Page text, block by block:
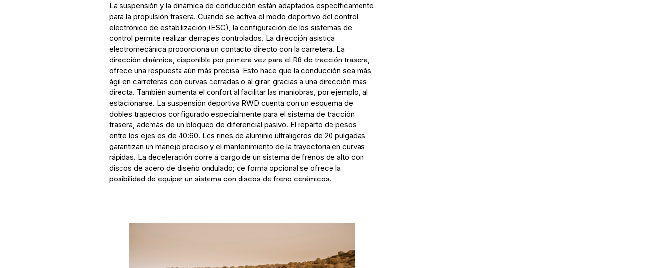
La suspensión y la dinámica de conducción están adaptados específicamente
para la propulsión trasera. Cuando se activa el modo deportivo del control
electrónico de estabilización (ESC), la configuración de los sistemas de
control permite realizar derrapes controlados. La dirección asistida
electromecánica proporciona un contacto directo con la carretera. La
dirección dinámica, disponible por primera vez para el R8 de tracción trasera,
ofrece una respuesta aún más precisa. Esto hace que la conducción sea más
ágil en carreteras con curvas cerradas o al girar, gracias a una dirección más
directa. También aumenta el confort al facilitar las maniobras, por ejemplo, al
estacionarse. La suspensión deportiva RWD cuenta con un esquema de
dobles trapecios configurado especialmente para el sistema de tracción
trasera, además de un bloqueo de diferencial pasivo. El reparto de pesos
entre los ejes es de 40:60. Los rines de aluminio ultraligeros de 20 pulgadas
garantizan un manejo preciso y el mantenimiento de la trayectoria en curvas
rápidas. La deceleración corre a cargo de un sistema de frenos de alto con
discos de acero de diseño ondulado; de forma opcional se ofrece la
posibilidad de equipar un sistema con discos de freno cerámicos.